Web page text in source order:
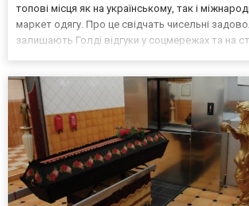
топові місця як на українському, так і
маркет одягу. Про це свідчать чисельні
залишають Голді відгуки у соцмережах та на